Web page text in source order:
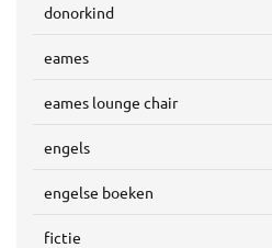
donorkind
eames
eames lounge chair
engels
engelse boeken
fictie